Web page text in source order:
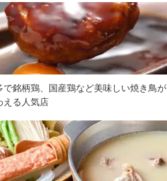
で銘柄鶏、国産鶏など美味しい焼き鳥が
える人気店